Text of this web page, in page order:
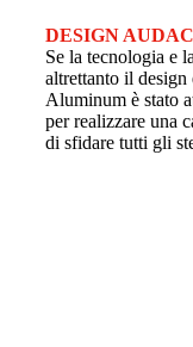
DESIGN
Se la tecnologia e
altrettanto il
Aluminum è stato
per realizzare una
di sfidare tutti gli